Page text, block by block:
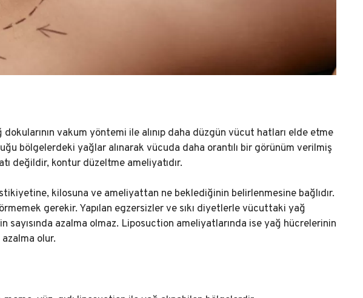
vakum yöntemi ile alınıp daha düzgün vücut hatları elde etme
bölgelerdeki yağlar alınarak vücuda daha orantılı bir görünüm verilmiş
değildir, kontur düzeltme ameliyatıdır.
kilosuna ve ameliyattan ne beklediğinin belirlenmesine bağlıdır.
gerekir. Yapılan egzersizler ve sıkı diyetlerle vücuttaki yağ
azalma olmaz. Liposuction ameliyatlarında ise yağ hücrelerinin
azalma olur.